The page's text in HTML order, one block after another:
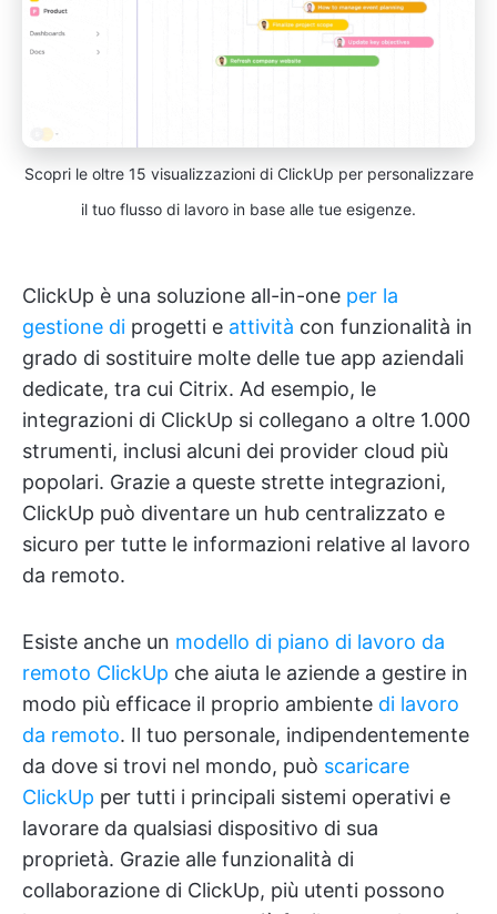
Scopri le oltre 15 visualizzazioni di ClickUp per personalizzare
il tuo flusso di lavoro in base alle tue esigenze.
ClickUp è una soluzione all-in-one per la
gestione di progetti e attività con funzionalità in
grado di sostituire molte delle tue app aziendali
dedicate, tra cui Citrix. Ad esempio, le
integrazioni di ClickUp si collegano a oltre 1.000
strumenti, inclusi alcuni dei provider cloud più
popolari. Grazie a queste strette integrazioni,
ClickUp può diventare un hub centralizzato e
sicuro per tutte le informazioni relative al lavoro
da remoto.
Esiste anche un modello di piano di lavoro da
remoto ClickUp che aiuta le aziende a gestire in
modo più efficace il proprio ambiente di lavoro
da remoto. Il tuo personale, indipendentemente
da dove si trovi nel mondo, può scaricare
ClickUp per tutti i principali sistemi operativi e
lavorare da qualsiasi dispositivo di sua
proprietà. Grazie alle funzionalità di
collaborazione di ClickUp, più utenti possono